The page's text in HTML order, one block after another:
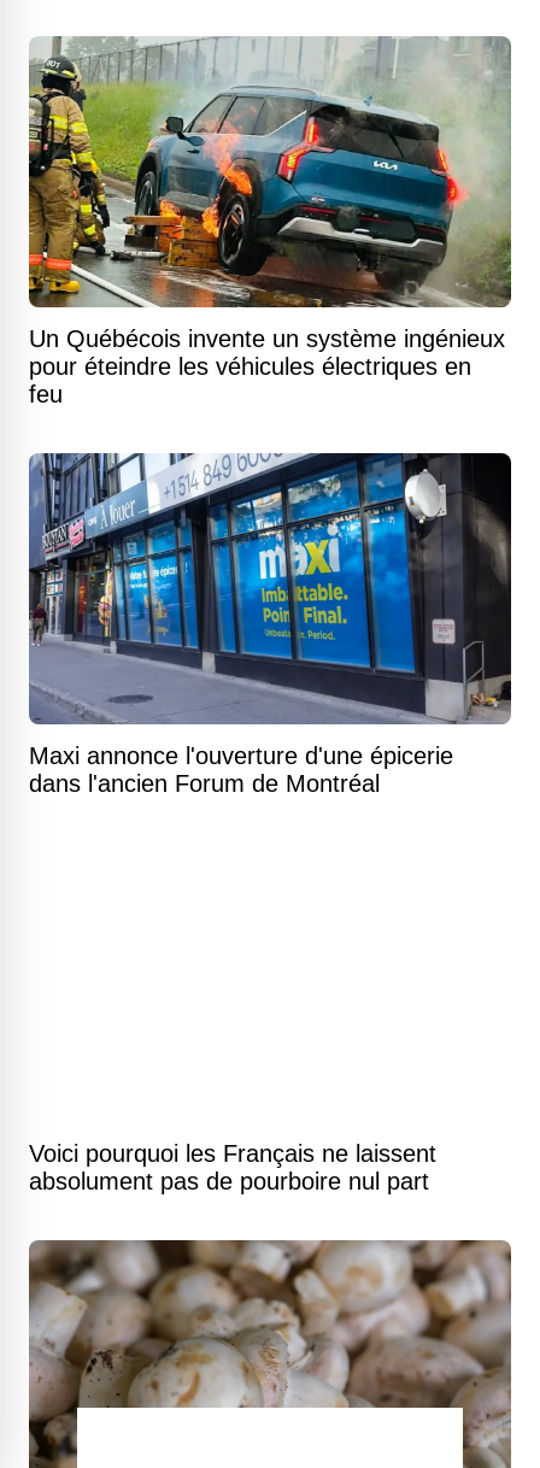
Un Québécois invente un système ingénieux
pour éteindre les véhicules électriques en
feu
Maxi annonce l'ouverture d'une épicerie
dans l'ancien Forum de Montréal
Voici pourquoi les Français ne laissent
absolument pas de pourboire nul part